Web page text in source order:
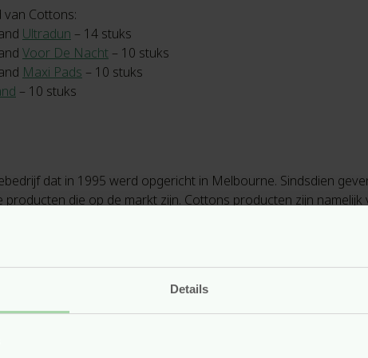
Details
Cottons:
Ultradun – 14 stuks
Voor De Nacht – 10 stuks
Maxi Pads – 10 stuks
– 10 stuks
dat in 1995 werd opgericht in Melbourne. Sindsdien
die op de markt zijn. Cottons producten zijn
is Cottons sinds 2010 in Nederland verkrijgbaar.